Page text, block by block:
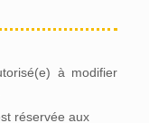
à modifier
réservée aux